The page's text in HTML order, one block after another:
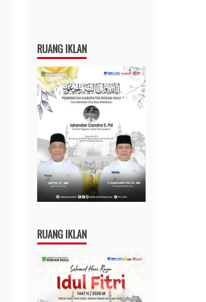
RUANG IKLAN
RUANG IKLAN